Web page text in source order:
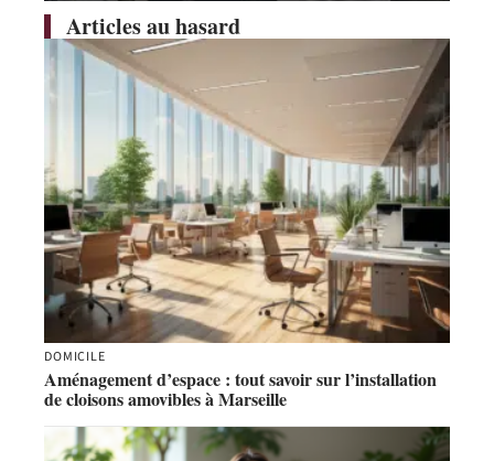
Articles au hasard
DOMICILE
Aménagement d’espace : tout savoir sur l’installation
de cloisons amovibles à Marseille